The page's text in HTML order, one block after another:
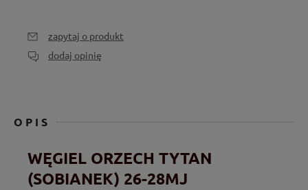
zapytaj o produkt
dodaj opinię
OPIS
WĘGIEL ORZECH TYTAN
(SOBIANEK) 26-28MJ